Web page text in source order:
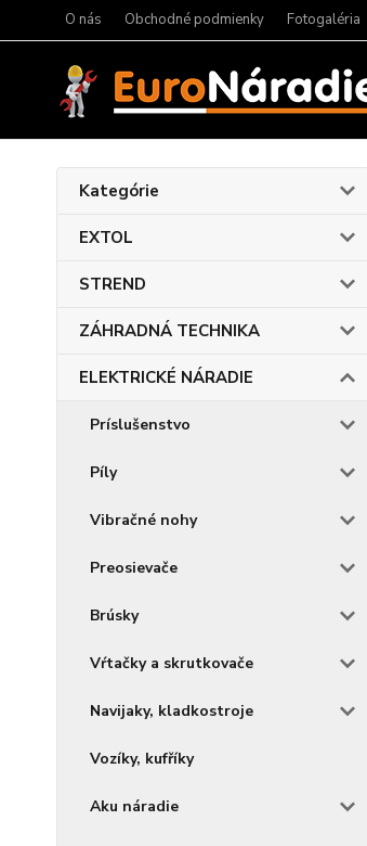
O nás Obchodné podmienky Fotogaléria
Kategórie
EXTOL
STREND
ZÁHRADNÁ TECHNIKA
ELEKTRICKÉ NÁRADIE
Príslušenstvo
Píly
Vibračné nohy
Preosievače
Brúsky
Vŕtačky a skrutkovače
Navijaky, kladkostroje
Vozíky, kufříky
Aku náradie